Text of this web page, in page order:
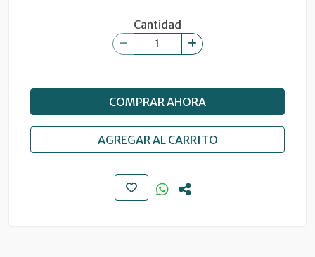
Cantidad
COMPRAR AHORA
AGREGAR AL CARRITO